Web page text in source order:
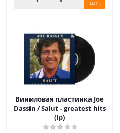
шт.
Виниловая пластинка Joe
Dassin / Salut - greatest hits
(lp)